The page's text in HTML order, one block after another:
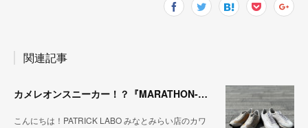
関連記事
カメレオンスニーカー！？『MARATHON-NTRAL』『STADIUM-NTRAL』
こんにちは！PATRICK LABO みなとみらい店のカワ